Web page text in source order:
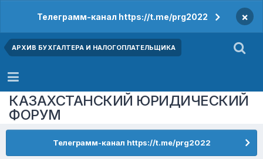
Телеграмм-канал https://t.me/prg2022 ×
АРХИВ БУХГАЛТЕРА И НАЛОГОПЛАТЕЛЬЩИКА
КАЗАХСТАНСКИЙ ЮРИДИЧЕСКИЙ
ФОРУМ
Телеграмм-канал https://t.me/prg2022